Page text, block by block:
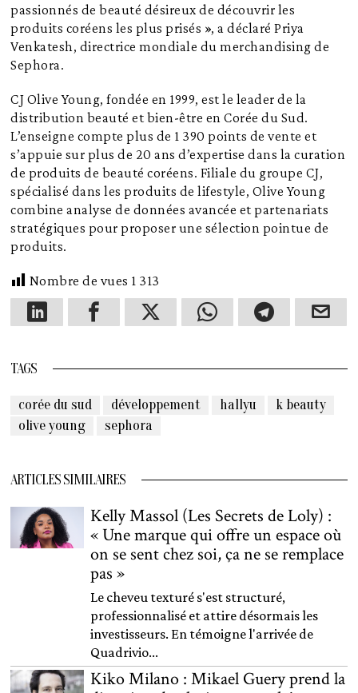
passionnés de beauté désireux de découvrir les
produits coréens les plus prisés », a déclaré Priya
Venkatesh, directrice mondiale du merchandising de
Sephora.
CJ Olive Young, fondée en 1999, est le leader de la
distribution beauté et bien-être en Corée du Sud.
L’enseigne compte plus de 1 390 points de vente et
s’appuie sur plus de 20 ans d’expertise dans la curation
de produits de beauté coréens. Filiale du groupe CJ,
spécialisé dans les produits de lifestyle, Olive Young
combine analyse de données avancée et partenariats
stratégiques pour proposer une sélection pointue de
produits.
Nombre de vues 1 313
TAGS
corée du sud développement hallyu
k beauty
olive young
sephora
ARTICLES SIMILAIRES
Kelly Massol (Les Secrets de Loly) :
« Une marque qui offre un espace où
on se sent chez soi, ça ne se remplace
pas »
Le cheveu texturé s'est structuré,
professionnalisé et attire désormais les
investisseurs. En témoigne l'arrivée de
Quadrivio...
Kiko Milano : Mikael Guery prend la